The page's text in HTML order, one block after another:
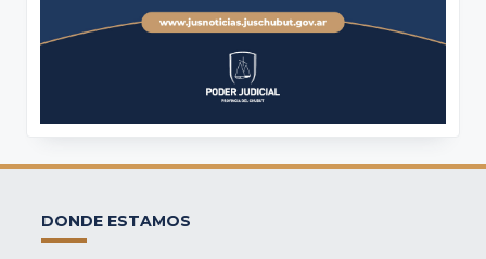
DONDE ESTAMOS